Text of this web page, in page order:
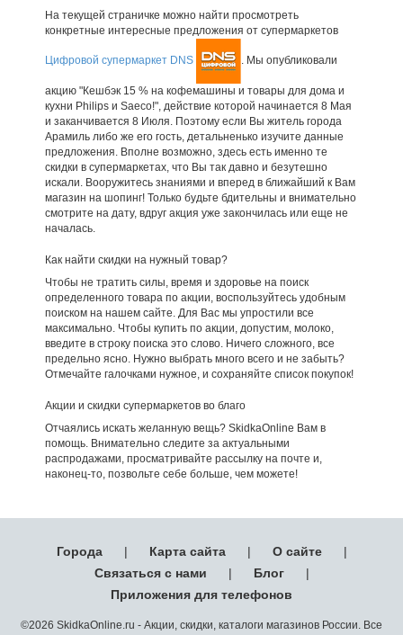
На текущей страничке можно найти просмотреть
конкретные интересные предложения от супермаркетов
Цифровой супермаркет DNS . Мы опубликовали
акцию "Кешбэк 15 % на кофемашины и товары для дома и
кухни Philips и Saeco!", действие которой начинается 8 Мая
и заканчивается 8 Июля. Поэтому если Вы житель города
Арамиль либо же его гость, детальненько изучите данные
предложения. Вполне возможно, здесь есть именно те
скидки в супермаркетах, что Вы так давно и безутешно
искали. Вооружитесь знаниями и вперед в ближайший к Вам
магазин на шопинг! Только будьте бдительны и внимательно
смотрите на дату, вдруг акция уже закончилась или еще не
началась.
Как найти скидки на нужный товар?
Чтобы не тратить силы, время и здоровье на поиск
определенного товара по акции, воспользуйтесь удобным
поиском на нашем сайте. Для Вас мы упростили все
максимально. Чтобы купить по акции, допустим, молоко,
введите в строку поиска это слово. Ничего сложного, все
предельно ясно. Нужно выбрать много всего и не забыть?
Отмечайте галочками нужное, и сохраняйте список покупок!
Акции и скидки супермаркетов во благо
Отчаялись искать желанную вещь? SkidkaOnline Вам в
помощь. Внимательно следите за актуальными
распродажами, просматривайте рассылку на почте и,
наконец-то, позвольте себе больше, чем можете!
Города | Карта сайта | О сайте
|
Связаться с нами
| Блог
|
Приложения для телефонов
©2026 SkidkaOnline.ru - Акции, скидки, каталоги магазинов России. Все